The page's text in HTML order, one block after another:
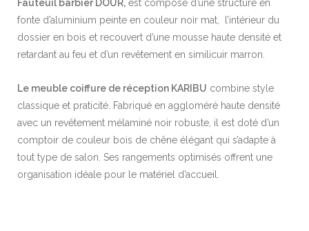
Fauteuil barbier DOUR, est composé d’une structure en
fonte d’aluminium peinte en couleur noir mat, l’intérieur du
dossier en bois et recouvert d’une mousse haute densité et
retardant au feu et d’un revêtement en similicuir marron.
Le meuble coiffure de réception KARIBU combine style
classique et praticité. Fabriqué en aggloméré haute densité
avec un revêtement mélaminé noir robuste, il est doté d’un
comptoir de couleur bois de chêne élégant qui s’adapte à
tout type de salon. Ses rangements optimisés offrent une
organisation idéale pour le matériel d’accueil.